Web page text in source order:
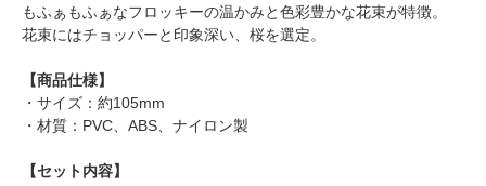
もふぁもふぁなフロッキーの温かみと色彩豊かな花束が特徴。
花束にはチョッパーと印象深い、桜を選定。
【商品仕様】
・サイズ：約105mm
・材質：PVC、ABS、ナイロン製
【セット内容】